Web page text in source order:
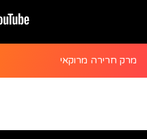
מרק חרירה מרוקאי